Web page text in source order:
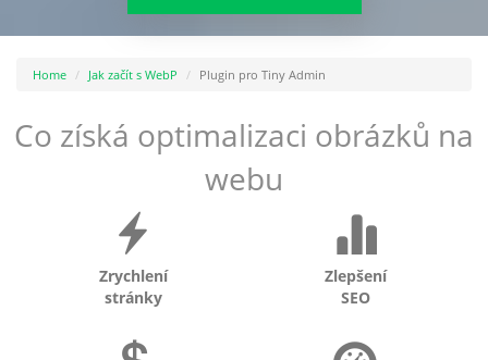
Home Jak začít s WebP Plugin pro Tiny Admin
Co získá optimalizaci obrázků na
webu
Zrychlení
stránky
Zlepšení
SEO